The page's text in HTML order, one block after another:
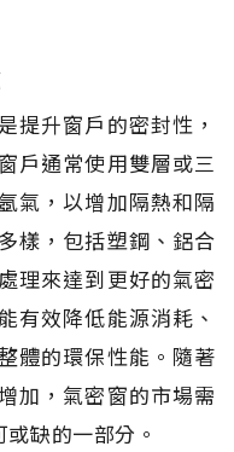
提升窗戶的密封性，
戶通常使用雙層或三
氣，以增加隔熱和隔
樣，包括塑鋼、鋁合
理來達到更好的氣密
有效降低能源消耗、
體的環保性能。隨著
加，氣密窗的市場需
缺的一部分。